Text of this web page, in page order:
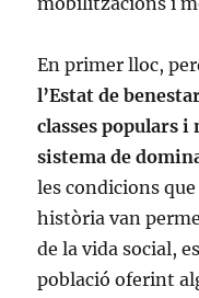
En primer lloc,
l’Estat de
classes populars i
sistema de
les condicions
història van
de la vida social,
població oferint